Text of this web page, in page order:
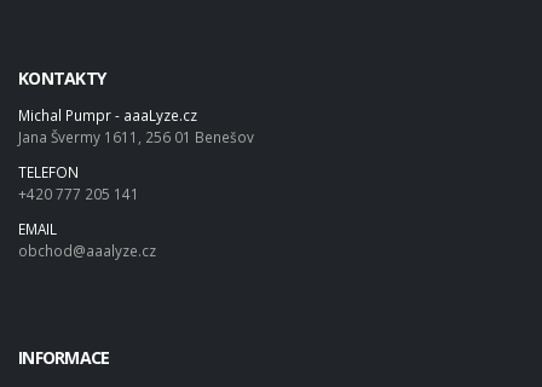
KONTAKTY
Michal Pumpr - aaaLyze.cz
Jana Švermy 1611, 256 01 Benešov
TELEFON
+420 777 205 141
EMAIL
obchod@aaalyze.cz
INFORMACE